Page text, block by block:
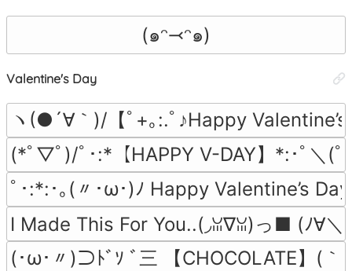
(๑ᵔ⤙ᵔ๑)
Valentine's Day
ヽ(●´∀｀)/【ﾟ+｡:.ﾟ♪Happy
(*ﾟ▽ﾟ)/ﾟ･:*【HAPPY V-DAY】*:･ﾟ＼(
ﾟ･:*:･｡(〃･ω･)ﾉ Happy Valentine’s
I Made This For You..(◞ꈍ∇ꈍ)っ■ (ﾉ∀＼
(･ω･〃)⊃ﾄﾞｿ ﾞ三 【CHOCOLATE】(｀